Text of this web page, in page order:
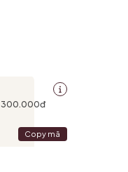
300.000đ
Copy mã